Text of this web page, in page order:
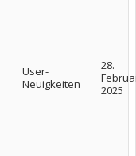
User-
Neuigkeiten
28.
2025